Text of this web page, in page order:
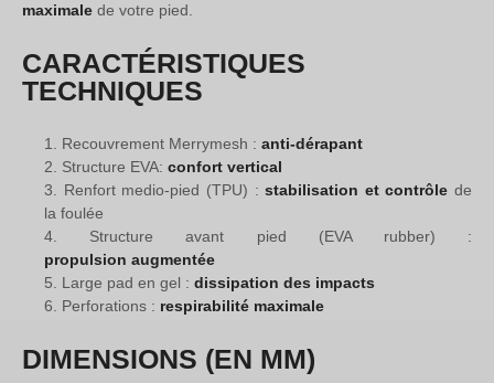
maximale de votre pied.
CARACTÉRISTIQUES
TECHNIQUES
Recouvrement Merrymesh : anti-dérapant
Structure EVA: confort vertical
Renfort medio-pied (TPU) :stabilisation et contrôle de
la foulée
Structure avant pied (EVA rubber) :
propulsion augmentée
Large pad en gel : dissipation des impacts
Perforations : respirabilité maximale
DIMENSIONS (EN MM)